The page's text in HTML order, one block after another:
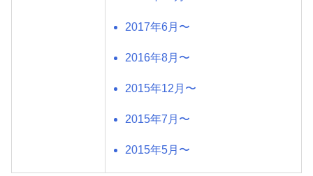
2017年6月〜
2016年8月〜
2015年12月〜
2015年7月〜
2015年5月〜